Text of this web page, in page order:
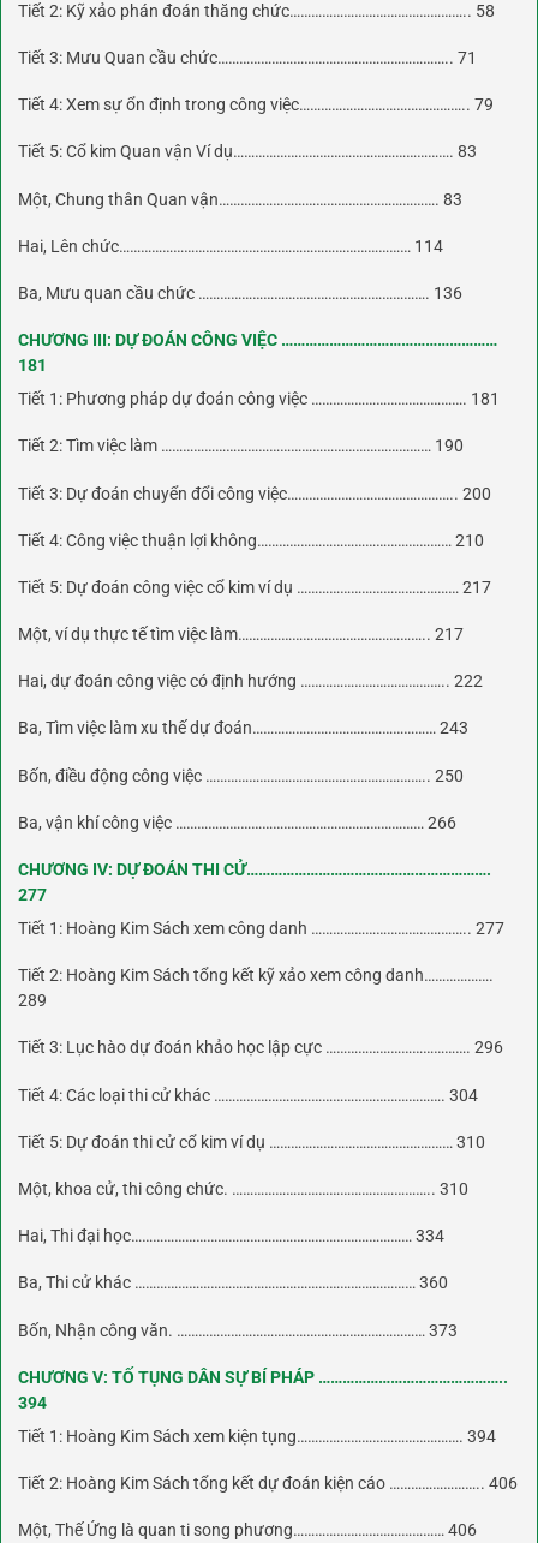
Tiết 2: Kỹ xảo phán đoán thăng chức………………………………………….. 58
Tiết 3: Mưu Quan cầu chức……………………………………………………….. 71
Tiết 4: Xem sự ổn định trong công việc……………………………………….. 79
Tiết 5: Cổ kim Quan vận Ví dụ……………………………………………………. 83
Một, Chung thân Quan vận……………………………………………………. 83
Hai, Lên chức……………………………………………………………………… 114
Ba, Mưu quan cầu chức ………………………………………………………. 136
CHƯƠNG III: DỰ ĐOÁN CÔNG VIỆC ………………………………………………
181
Tiết 1: Phương pháp dự đoán công việc ……………………………………. 181
Tiết 2: Tìm việc làm ………………………………………………………………… 190
Tiết 3: Dự đoán chuyển đổi công việc……………………………………….. 200
Tiết 4: Công việc thuận lợi không……………………………………………… 210
Tiết 5: Dự đoán công việc cổ kim ví dụ ……………………………………… 217
Một, ví dụ thực tế tìm việc làm…………………………………………….. 217
Hai, dự đoán công việc có định hướng ………………………………….. 222
Ba, Tìm việc làm xu thế dự đoán…………………………………………… 243
Bốn, điều động công việc …………………………………………………….. 250
Ba, vận khí công việc …………………………………………………………… 266
CHƯƠNG IV: DỰ ĐOÁN THI CỬ…………………………………………………….
277
Tiết 1: Hoàng Kim Sách xem công danh …………………………………….. 277
Tiết 2: Hoàng Kim Sách tổng kết kỹ xảo xem công danh……………….
289
Tiết 3: Lục hào dự đoán khảo học lập cực …………………………………. 296
Tiết 4: Các loại thi cử khác ………………………………………………………. 304
Tiết 5: Dự đoán thi cử cổ kim ví dụ …………………………………………… 310
Một, khoa cử, thi công chức. ……………………………………………….. 310
Hai, Thi đại học…………………………………………………………………… 334
Ba, Thi cử khác …………………………………………………………………… 360
Bốn, Nhận công văn. …………………………………………………………… 373
CHƯƠNG V: TỐ TỤNG DÂN SỰ BÍ PHÁP ………………………………………..
394
Tiết 1: Hoàng Kim Sách xem kiện tụng………………………………………. 394
Tiết 2: Hoàng Kim Sách tổng kết dự đoán kiện cáo …………………….. 406
Một, Thế Ứng là quan ti song phương…………………………………… 406